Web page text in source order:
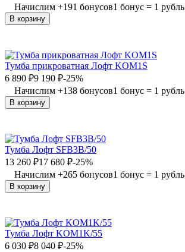
Начислим +191 бонусов1 бонус = 1 рубль
В корзину
Тумба прикроватная Лофт KOM1S
6 890 ₽9 190 ₽-25%
Начислим +138 бонусов1 бонус = 1 рубль
В корзину
Тумба Лофт SFB3B/50
13 260 ₽17 680 ₽-25%
Начислим +265 бонусов1 бонус = 1 рубль
В корзину
Тумба Лофт KOM1K/55
6 030 ₽8 040 ₽-25%